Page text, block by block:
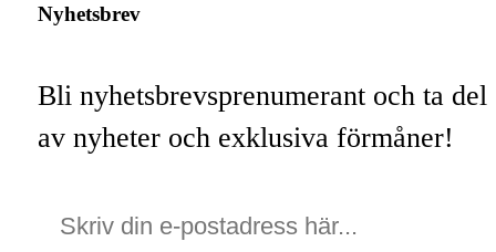
Nyhetsbrev
Bli nyhetsbrevsprenumerant och ta del
av nyheter och exklusiva förmåner!